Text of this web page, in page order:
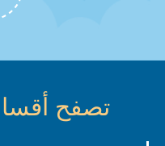
تصفح